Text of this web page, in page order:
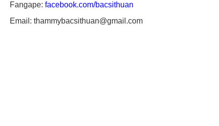
Fangape: facebook.com/bacsithuan
Email: thammybacsithuan@gmail.com